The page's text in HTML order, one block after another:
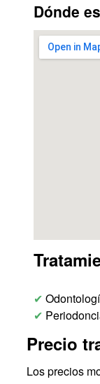
Dónde
✔
✔
Precio
Los precios